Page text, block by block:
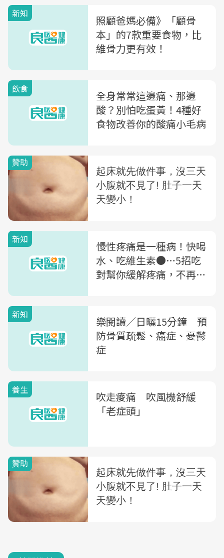
新知
照顧爸媽必備》「顧骨
本」的7款重要食物，比
維骨力更有效！
飲食
全身常常這邊痛、那邊
酸？別怕吃蛋黃！4種好
食物改善你的酸痛小毛病
新知
慢性疼痛是一種病！快喝
水、吃維生素●…5招吃
對幫你緩解疼痛，不再只
新知
樂閱讀／日曬15分鐘 預
防骨質疏鬆、癌症、憂鬱
症
養生
吹走痠痛 吹風機舒緩
「老症頭」